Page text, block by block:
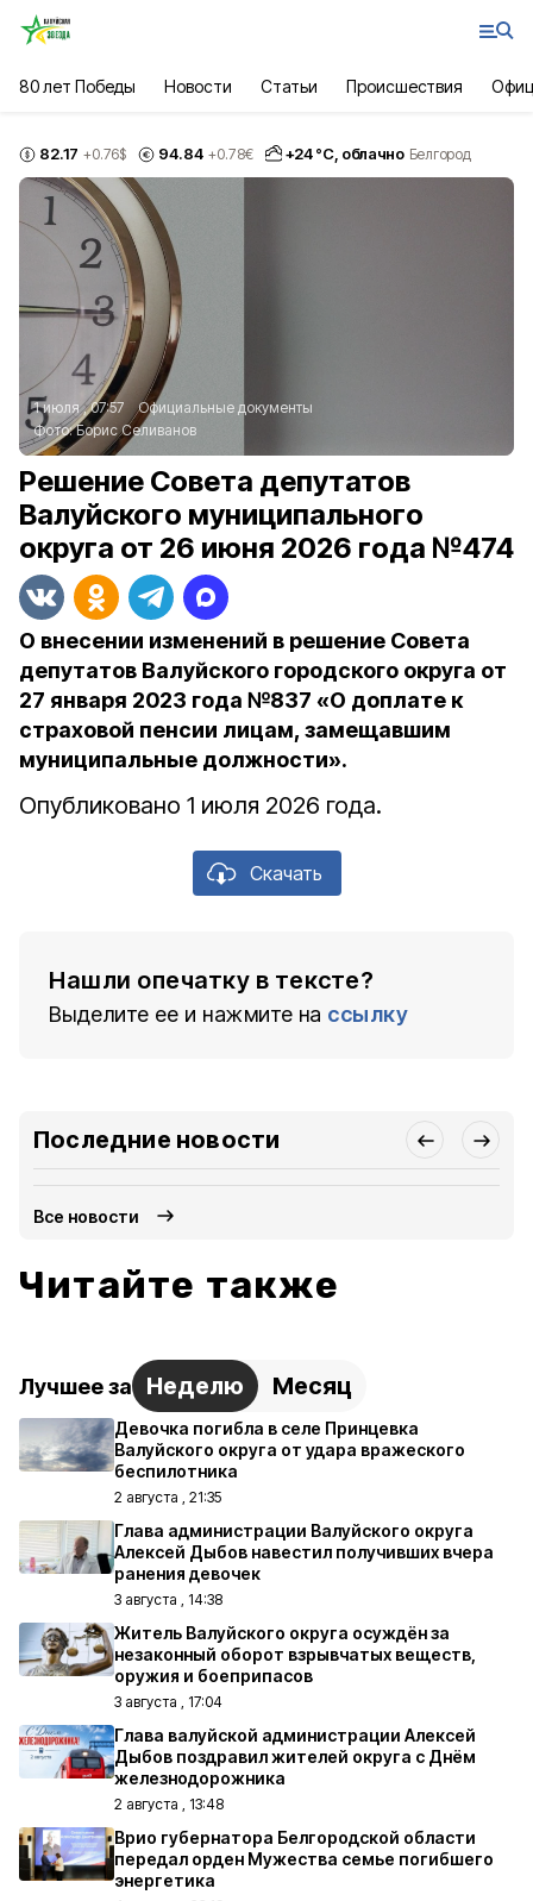
80 лет Победы Новости Статьи Происшествия
82.17 +0.76$ 94.84 +0.78€ +24°С, облачно Белгород
1 июля , 07:57
Официальные документы
Фото:Борис Селиванов
Решение Совета депутатов
Валуйского муниципального
округа от 26 июня 2026 года №474
О внесении изменений в решение Совета
депутатов Валуйского городского округа от
27 января 2023 года №837 «О доплате к
страховой пенсии лицам, замещавшим
муниципальные должности».
Опубликовано 1 июля 2026 года.
Скачать
Нашли опечатку в тексте?
Выделите ее и нажмите на ссылку
Последние новости
Все новости
Читайте также
Лучшее за Неделю Месяц
Девочка погибла в селе Принцевка
Валуйского округа от удара вражеского
беспилотника
2 августа , 21:35
Глава администрации Валуйского округа
Алексей Дыбов навестил получивших вчера
ранения девочек
3 августа , 14:38
Житель Валуйского округа осуждён за
незаконный оборот взрывчатых веществ,
оружия и боеприпасов
3 августа , 17:04
Глава валуйской администрации Алексей
Дыбов поздравил жителей округа с Днём
железнодорожника
2 августа , 13:48
Врио губернатора Белгородской области
передал орден Мужества семье погибшего
энергетика